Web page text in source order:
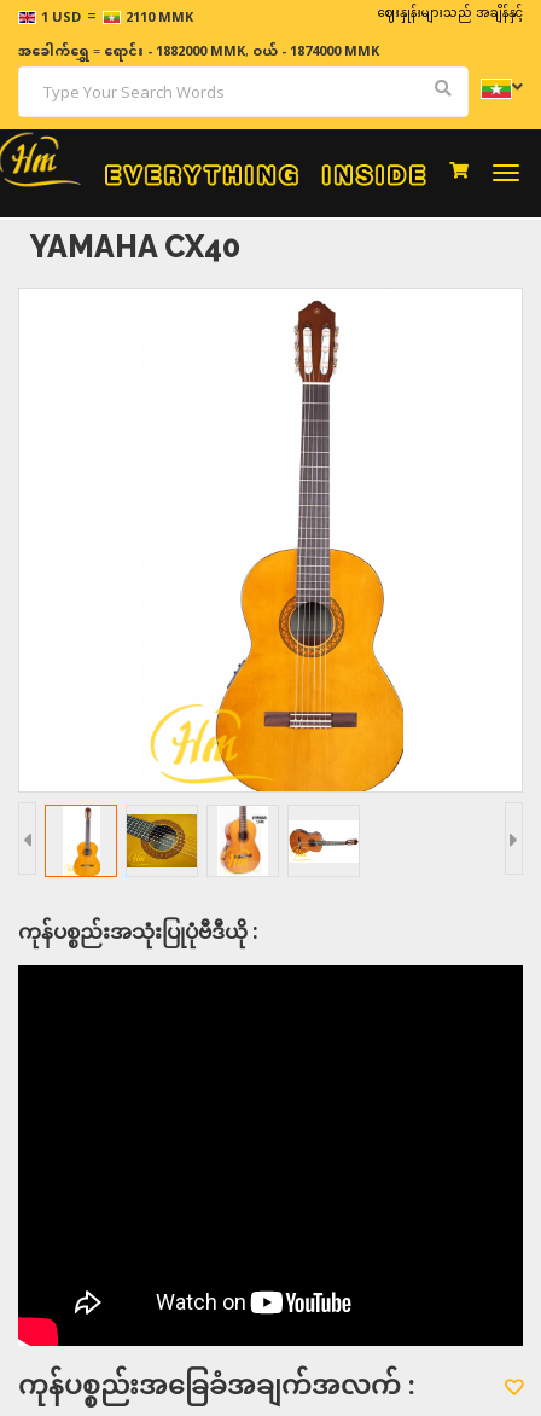
1 USD = 2110 MMK ဈေးနှုန်းများသည် အချိန်နှင့် အမျှ
အခေါက်ရွှေ=ရောင်း - 1882000 MMK, ဝယ် - 1874000 MMK
YAMAHA CX40
ကုန်ပစ္စည်းအသုံးပြုပုံဗီဒီယို :
ကုန်ပစ္စည်းအခြေခံအချက်အလက် :